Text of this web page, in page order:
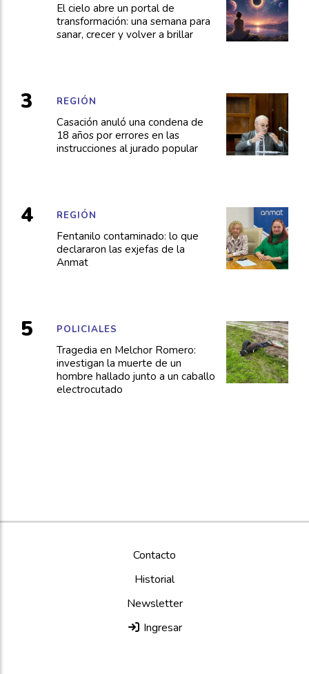
El cielo abre un portal de
transformación: una semana para
sanar, crecer y volver a brillar
Casación anuló una condena de
18 años por errores en las
instrucciones al jurado popular
REGIÓN
Fentanilo contaminado: lo que
declararon las exjefas de la
Anmat
REGIÓN
Tragedia en Melchor Romero:
investigan la muerte de un
hombre hallado junto a un caballo
electrocutado
POLICIALES
Contacto
Historial
Newsletter
Ingresar